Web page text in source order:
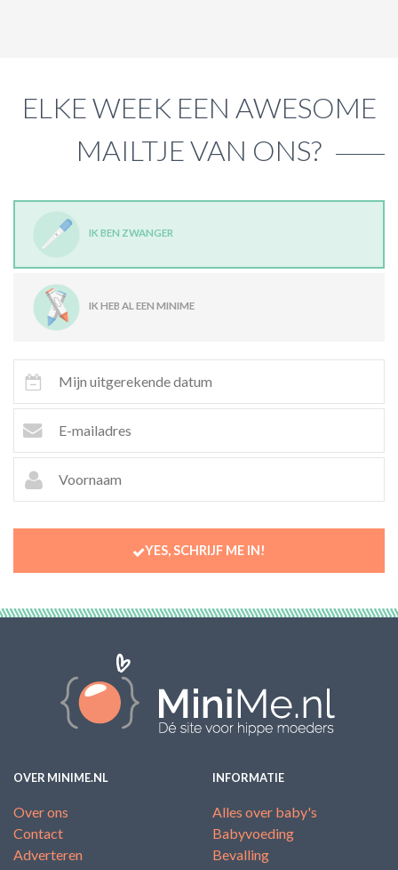
ELKE WEEK EEN AWESOME
MAILTJE VAN ONS?
IK BEN ZWANGER
IK HEB AL EEN MINIME
YES, SCHRIJF ME IN!
OVER MINIME.NL
Over ons
Contact
Adverteren
INFORMATIE
Alles over baby's
Babyvoeding
Bevalling